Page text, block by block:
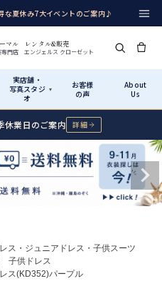
な夏休み7大イベントのご案内♪
マル レンタル&販売
専門店 エンジェルス クローゼット
実店舗・
写真スタジ
オ
▾
お客様
の声
About
Us
アイテムから探す
サイズで選ぶ →
シーンから探す
絞り込む→
ご利用ガイド
実店舗・写真スタジオ
業日のご案内 詳細
ス・ジュニアドレス・子供スーツ
子供ドレス
ス(KD352)パープル